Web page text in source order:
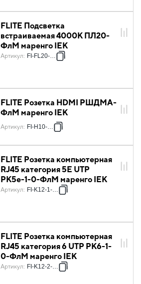
FLITE Подсветка
встраиваемая 4000К ПЛ20-
ФлМ маренго IEK
Артикул: FI-FL20-K35
FLITE Розетка HDMI РШДМА-
ФлМ маренго IEK
Артикул: FI-H10-K35
FLITE Розетка компьютерная
RJ45 категория 5Е UTP
РК5е-1-0-ФлМ маренго IEK
Артикул: FI-K12-1-K35
FLITE Розетка компьютерная
RJ45 категория 6 UTP РК6-1-
0-ФлМ маренго IEK
Артикул: FI-K12-2-K35